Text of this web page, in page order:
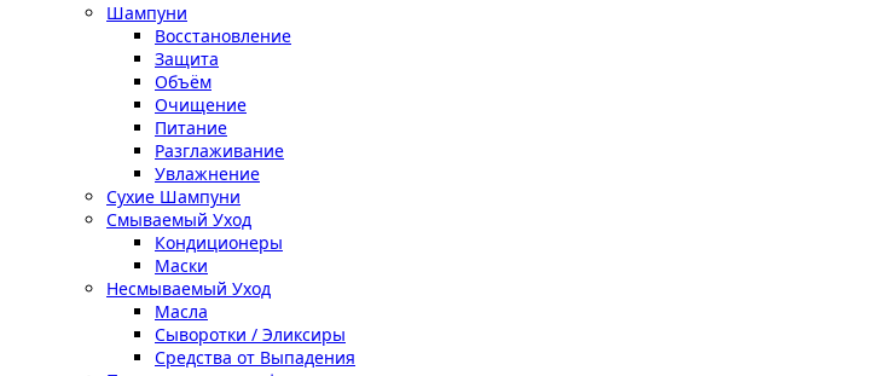
Шампуни
Восстановление
Защита
Объём
Очищение
Питание
Разглаживание
Увлажнение
Сухие Шампуни
Смываемый Уход
Кондиционеры
Маски
Несмываемый Уход
Масла
Сыворотки / Эликсиры
Средства от Выпадения